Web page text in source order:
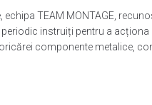
TEAM MONTAGE,
instruiți pentru a
componente metalice,